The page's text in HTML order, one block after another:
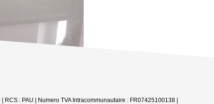
: PAU | Numero TVA Intracommunautaire : FR07425100138 |